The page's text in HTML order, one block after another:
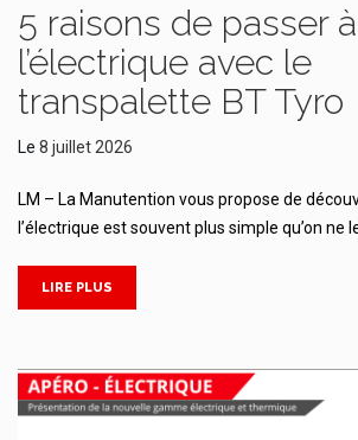
5 raisons de passer à
l’électrique avec le
transpalette BT Tyro
Le 8 juillet 2026
LM – La Manutention vous propose de
l’électrique est souvent plus simple qu’on ne le
LIRE PLUS